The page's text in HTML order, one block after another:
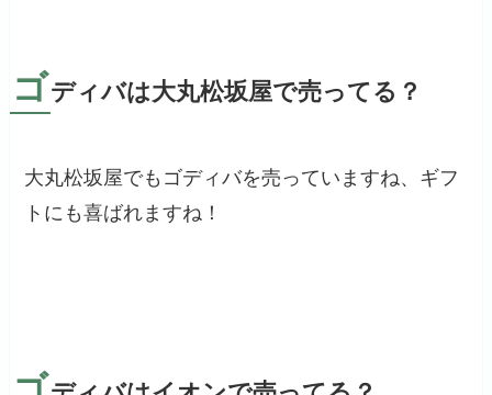
ゴディバは大丸松坂屋で売ってる？
大丸松坂屋でもゴディバを売っていますね、ギフ
トにも喜ばれますね！